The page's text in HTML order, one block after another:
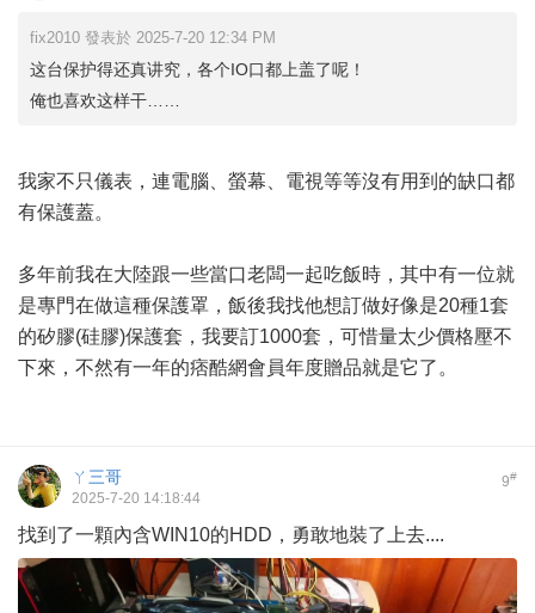
fix2010 發表於 2025-7-20 12:34 PM
这台保护得还真讲究，各个IO口都上盖了呢！
俺也喜欢这样干……
我家不只儀表，連電腦、螢幕、電視等等沒有用到的缺口都
有保護蓋。
多年前我在大陸跟一些當口老闆一起吃飯時，其中有一位就
是專門在做這種保護罩，飯後我找他想訂做好像是20種1套
的矽膠(硅膠)保護套，我要訂1000套，可惜量太少價格壓不
下來，不然有一年的痞酷網會員年度贈品就是它了。
9#
ㄚ三哥
2025-7-20 14:18:44
找到了一顆內含WIN10的HDD，勇敢地裝了上去....